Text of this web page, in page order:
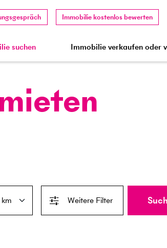
Immobilie kostenlos bewerten
suchen Immobilie verkaufen oder
Weitere Filter